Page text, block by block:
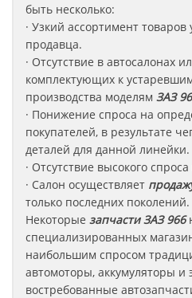
быть несколько:
· Узкий ассортимент товаров
продавца.
· Отсутствие в автосалонах
комплектующих к
производства моделям ЗАЗ
· Понижение спроса на
покупателей, в результате
деталей для данной линейки.
· Отсутствие высокого
· Салон осуществляет
только последних поколений.
Некоторые запчастиЗАЗ 966
специализированных
наибольшим спросом
автомоторы, аккумуляторы и
востребованные